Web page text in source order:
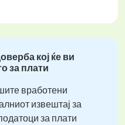
кој ќе ви
за плати
вработени
извештај за
за плати